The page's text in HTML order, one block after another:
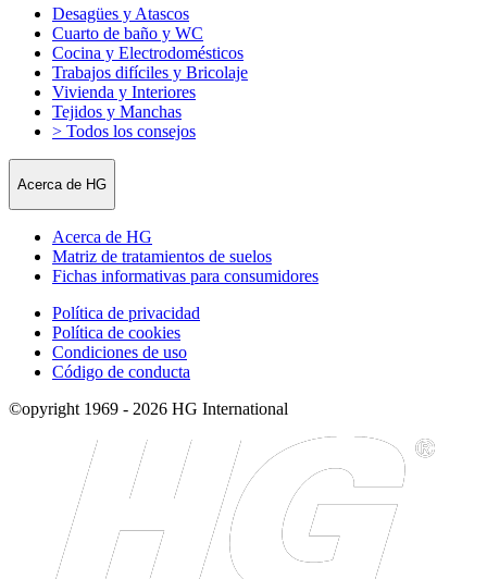
Desagües y Atascos
Cuarto de baño y WC
Cocina y Electrodomésticos
Trabajos difíciles y Bricolaje
Vivienda y Interiores
Tejidos y Manchas
> Todos los consejos
Acerca de HG
Acerca de HG
Matriz de tratamientos de suelos
Fichas informativas para consumidores
Política de privacidad
Política de cookies
Condiciones de uso
Código de conducta
©opyright 1969 - 2026 HG International